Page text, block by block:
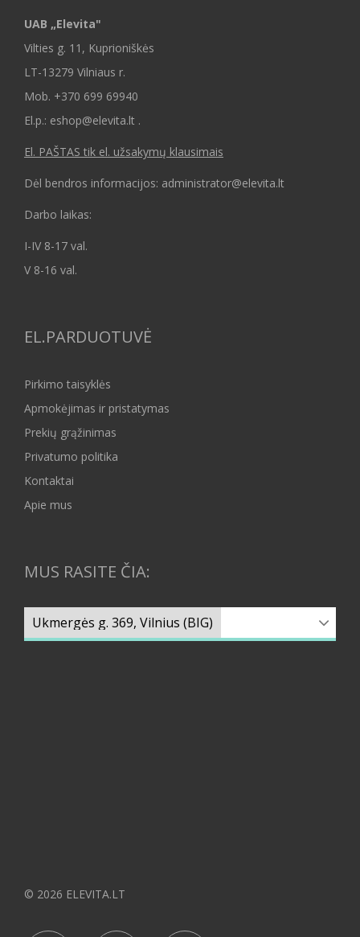
UAB „Elevita"
Vilties g. 11, Kuprioniškės
LT-13279 Vilniaus r.
Mob. +370 699 69940
El.p.: eshop@elevita.lt .
El. PAŠTAS tik el. užsakymų klausimais
Dėl bendros informacijos: administrator@elevita.lt
Darbo laikas:
I-IV 8-17 val.
V 8-16 val.
EL.PARDUOTUVĖ
Pirkimo taisyklės
Apmokėjimas ir pristatymas
Prekių grąžinimas
Privatumo politika
Kontaktai
Apie mus
MUS RASITE ČIA:
© 2026 ELEVITA.LT